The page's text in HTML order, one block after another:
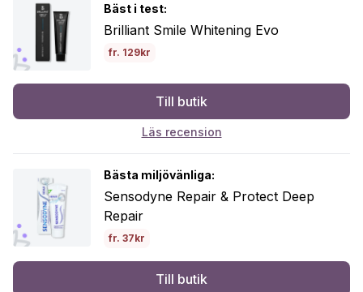
Bäst i test:
Brilliant Smile Whitening Evo
fr. 129kr
Till butik
Läs recension
Bästa miljövänliga:
Sensodyne Repair & Protect Deep
Repair
fr. 37kr
Till butik